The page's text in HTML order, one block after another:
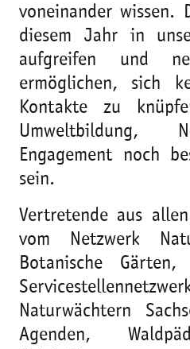
voneinander wissen.
diesem Jahr in
aufgreifen und
ermöglichen, sich
Kontakte zu
Umweltbildung,
Engagement noch
sein.
Vertretende aus
vom Netzwerk
Botanische Gärten,
Naturwächtern
Agenden,